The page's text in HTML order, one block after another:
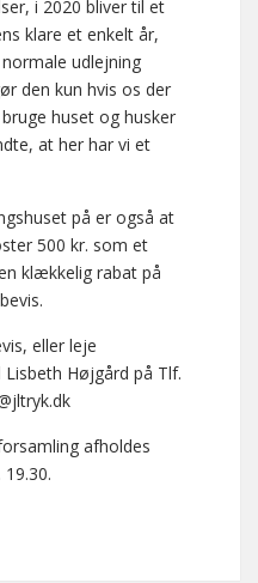
i 2020 bliver til et
klare et enkelt år,
udlejning
den kun hvis os der
huset og husker
at her har vi et
på er også at
500 kr. som et
klækkelig rabat på
eller leje
Højgård på Tlf.
afholdes